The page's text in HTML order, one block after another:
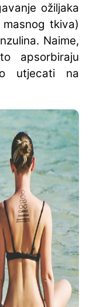
ožiljaka
tkiva)
Naime,
apsorbiraju
utjecati na